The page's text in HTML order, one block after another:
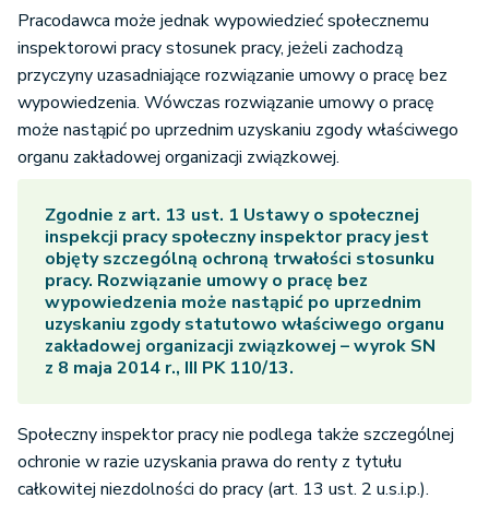
Pracodawca może jednak wypowiedzieć społecznemu
inspektorowi pracy stosunek pracy, jeżeli zachodzą
przyczyny uzasadniające rozwiązanie umowy o pracę bez
wypowiedzenia. Wówczas rozwiązanie umowy o pracę
może nastąpić po uprzednim uzyskaniu zgody właściwego
organu zakładowej organizacji związkowej.
Zgodnie z art. 13 ust. 1 Ustawy o społecznej
inspekcji pracy społeczny inspektor pracy jest
objęty szczególną ochroną trwałości stosunku
pracy. Rozwiązanie umowy o pracę bez
wypowiedzenia może nastąpić po uprzednim
uzyskaniu zgody statutowo właściwego organu
zakładowej organizacji związkowej – wyrok SN
z 8 maja 2014 r., III PK 110/13.
Społeczny inspektor pracy nie podlega także szczególnej
ochronie w razie uzyskania prawa do renty z tytułu
całkowitej niezdolności do pracy (art. 13 ust. 2 u.s.i.p.).